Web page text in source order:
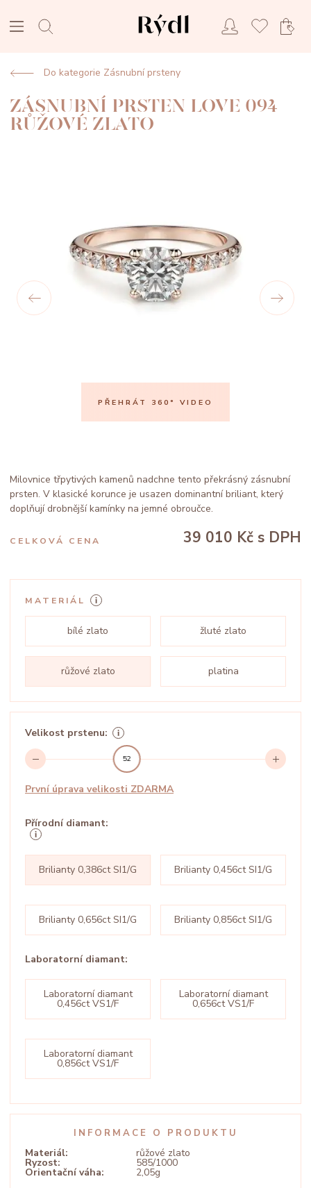
Do kategorie Zásnubní prsteny
ZÁSNUBNÍ PRSTEN LOVE 094
RŮŽOVÉ ZLATO
PŘEHRÁT 360° VIDEO
Milovnice třpytivých kamenů nadchne tento překrásný zásnubní
prsten. V klasické korunce je usazen dominantní briliant, který
doplňují drobnější kamínky na jemné obroučce.
CELKOVÁ CENA 39 010 Kč s DPH
MATERIÁL
bílé zlato žluté zlato
růžové zlato platina
Velikost prstenu:
52
První úprava velikosti ZDARMA
Přírodní diamant:
Brilianty 0,386ct SI1/G Brilianty 0,456ct SI1/G
Brilianty 0,656ct SI1/G Brilianty 0,856ct SI1/G
Laboratorní diamant:
Laboratorní diamant
0,456ct VS1/F
Laboratorní diamant
0,656ct VS1/F
Laboratorní diamant
0,856ct VS1/F
INFORMACE O PRODUKTU
Materiál: růžové zlato
Ryzost: 585/1000
Orientační váha: 2,05g